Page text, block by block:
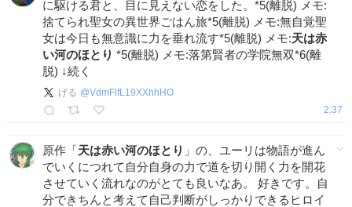
に駆ける君と、目に見えない恋をした。*5(離脱) メモ:
捨てられ聖女の異世界ごはん旅*5(離脱) メモ:無自覚聖
女は今日も無意識に力を垂れ流す*5(離脱) メモ:天は赤
い河のほとり *5(離脱) メモ:落第賢者の学院無双*6(離
脱) ↓続く
げる @VdmFlfL19XXhhHO
2:37
原作「天は赤い河のほとり 」の、ユーリは物語が進ん
でいくにつれて自分自身の力で道を切り開く力を開花
させていく流れなのがとても良いなあ。 好きです。自
分できちんと考えて自己判断がしっかりできるヒロイ